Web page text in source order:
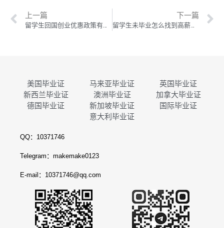
上一篇
留学生回国创业优惠政策有哪些？没毕业的留学生怎么办？
下一篇
留学生未毕业怎么找到高薪工作？
美国毕业证 马来亚毕业证
英国毕业证
新西兰毕业证
澳洲毕业证
加拿大毕业证
德国毕业证
新加坡毕业证
国际毕业证
意大利毕业证
QQ：10371746
Telegram：makemake0123
E-mail：10371746@qq.com